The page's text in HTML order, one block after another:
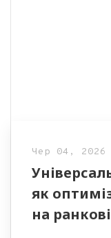
Чер 04, 2026
як
на